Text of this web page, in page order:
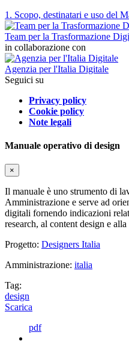
1. Scopo, destinatari e uso del
Team per la Trasformazione
in collaborazione con
Agenzia per l'Italia Digitale
Seguici su
Privacy policy
Cookie policy
Note legali
Manuale operativo di design
×
Il manuale è uno strumento di
Amministrazione e serve ad
digitali fornendo indicazioni
research, al content design e
Progetto: Designers Italia
Amministrazione: italia
Tag:
design
Scarica
pdf